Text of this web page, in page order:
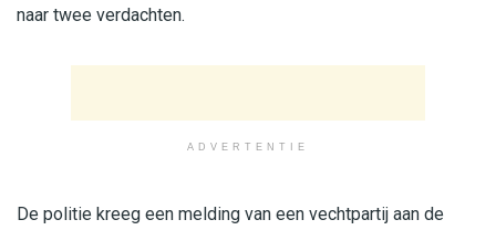
naar twee verdachten.
ADVERTENTIE
De politie kreeg een melding van een vechtpartij aan de